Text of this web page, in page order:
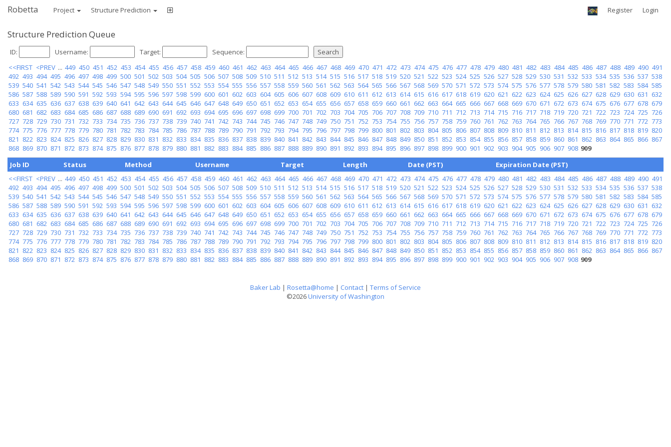
Robetta Project Structure Prediction Register Login
Structure Prediction Queue
ID: Username: Target:
Sequence:
<<FIRST <PREV ... 449 450 451 452 453 454 455 456 457 458 459 460 461 462 463 464 465 466 467 468 469 470 471 472 473 474 475 476 477 478 479 480 481 482 483 484 485 486 487 488 489 490 491
492 493 494 495 496 497 498 499 500 501 502 503 504 505 506 507 508 509 510 511 512 513 514 515 516 517 518 519 520 521 522 523 524 525 526 527 528 529 530 531 532 533 534 535 536 537 538
539 540 541 542 543 544 545 546 547 548 549 550 551 552 553 554 555 556 557 558 559 560 561 562 563 564 565 566 567 568 569 570 571 572 573 574 575 576 577 578 579 580 581 582 583 584 585
586 587 588 589 590 591 592 593 594 595 596 597 598 599 600 601 602 603 604 605 606 607 608 609 610 611 612 613 614 615 616 617 618 619 620 621 622 623 624 625 626 627 628 629 630 631 632
633 634 635 636 637 638 639 640 641 642 643 644 645 646 647 648 649 650 651 652 653 654 655 656 657 658 659 660 661 662 663 664 665 666 667 668 669 670 671 672 673 674 675 676 677 678 679
680 681 682 683 684 685 686 687 688 689 690 691 692 693 694 695 696 697 698 699 700 701 702 703 704 705 706 707 708 709 710 711 712 713 714 715 716 717 718 719 720 721 722 723 724 725 726
727 728 729 730 731 732 733 734 735 736 737 738 739 740 741 742 743 744 745 746 747 748 749 750 751 752 753 754 755 756 757 758 759 760 761 762 763 764 765 766 767 768 769 770 771 772 773
774 775 776 777 778 779 780 781 782 783 784 785 786 787 788 789 790 791 792 793 794 795 796 797 798 799 800 801 802 803 804 805 806 807 808 809 810 811 812 813 814 815 816 817 818 819 820
821 822 823 824 825 826 827 828 829 830 831 832 833 834 835 836 837 838 839 840 841 842 843 844 845 846 847 848 849 850 851 852 853 854 855 856 857 858 859 860 861 862 863 864 865 866 867
868 869 870 871 872 873 874 875 876 877 878 879 880 881 882 883 884 885 886 887 888 889 890 891 892 893 894 895 896 897 898 899 900 901 902 903 904 905 906 907 908 909
Job ID
Status Method Username Target Length Date (PST)
Expiration Date (PST)
<<FIRST <PREV ... 449 450 451 452 453 454 455 456 457 458 459 460 461 462 463 464 465 466 467 468 469 470 471 472 473 474 475 476 477 478 479 480 481 482 483 484 485 486 487 488 489 490 491
492 493 494 495 496 497 498 499 500 501 502 503 504 505 506 507 508 509 510 511 512 513 514 515 516 517 518 519 520 521 522 523 524 525 526 527 528 529 530 531 532 533 534 535 536 537 538
539 540 541 542 543 544 545 546 547 548 549 550 551 552 553 554 555 556 557 558 559 560 561 562 563 564 565 566 567 568 569 570 571 572 573 574 575 576 577 578 579 580 581 582 583 584 585
586 587 588 589 590 591 592 593 594 595 596 597 598 599 600 601 602 603 604 605 606 607 608 609 610 611 612 613 614 615 616 617 618 619 620 621 622 623 624 625 626 627 628 629 630 631 632
633 634 635 636 637 638 639 640 641 642 643 644 645 646 647 648 649 650 651 652 653 654 655 656 657 658 659 660 661 662 663 664 665 666 667 668 669 670 671 672 673 674 675 676 677 678 679
680 681 682 683 684 685 686 687 688 689 690 691 692 693 694 695 696 697 698 699 700 701 702 703 704 705 706 707 708 709 710 711 712 713 714 715 716 717 718 719 720 721 722 723 724 725 726
727 728 729 730 731 732 733 734 735 736 737 738 739 740 741 742 743 744 745 746 747 748 749 750 751 752 753 754 755 756 757 758 759 760 761 762 763 764 765 766 767 768 769 770 771 772 773
774 775 776 777 778 779 780 781 782 783 784 785 786 787 788 789 790 791 792 793 794 795 796 797 798 799 800 801 802 803 804 805 806 807 808 809 810 811 812 813 814 815 816 817 818 819 820
821 822 823 824 825 826 827 828 829 830 831 832 833 834 835 836 837 838 839 840 841 842 843 844 845 846 847 848 849 850 851 852 853 854 855 856 857 858 859 860 861 862 863 864 865 866 867
868 869 870 871 872 873 874 875 876 877 878 879 880 881 882 883 884 885 886 887 888 889 890 891 892 893 894 895 896 897 898 899 900 901 902 903 904 905 906 907 908 909
Baker Lab | Rosetta@home | Contact | Terms of Service
©2026University of Washington